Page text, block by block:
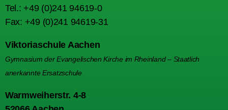
Tel.: +49 (0)241 94619-0
Fax: +49 (0)241 94619-31
Viktoriaschule Aachen
Gymnasium der Evangelischen Kirche im Rheinland – Staatlich
anerkannte Ersatzschule
Warmweiherstr. 4-8